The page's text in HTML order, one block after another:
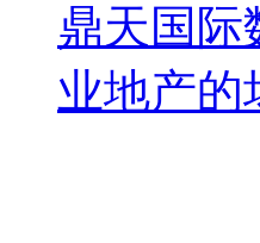
鼎天国际
业地产的